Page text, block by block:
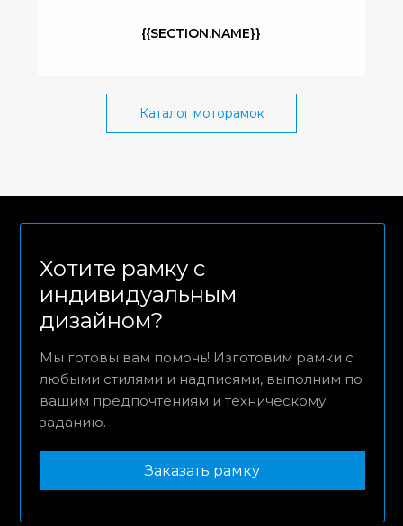
{{SECTION.NAME}}
Каталог моторамок
Хотите рамку с
индивидуальным
дизайном?
Мы готовы вам помочь! Изготовим рамки с
любыми стилями и надписями, выполним по
вашим предпочтениям и техническому
заданию.
Заказать рамку